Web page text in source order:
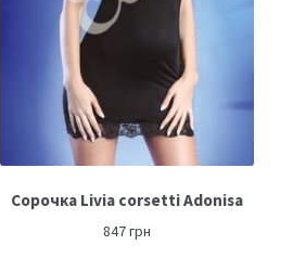
Сорочка Livia corsetti Adonisa
847грн